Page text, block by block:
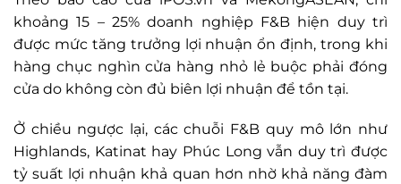
khoảng 15 – 25% doanh nghiệp F&B hiện duy trì
được mức tăng trưởng lợi nhuận ổn định, trong khi
hàng chục nghìn cửa hàng nhỏ lẻ buộc phải đóng
cửa do không còn đủ biên lợi nhuận để tồn tại.
Ở chiều ngược lại, các chuỗi F&B quy mô lớn như
Highlands, Katinat hay Phúc Long vẫn duy trì được
tỷ suất lợi nhuận khả quan hơn nhờ khả năng đàm